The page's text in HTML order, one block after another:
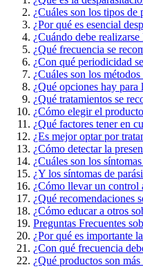
¿Cuáles son los tipos de
¿Por qué es esencial
¿Cuándo debe
¿Qué frecuencia se
¿Con qué periodicidad
¿Cuáles son los
¿Qué opciones hay para
¿Qué tratamientos se
¿Cómo elegir el
¿Qué factores tener en
¿Es mejor optar por
¿Cómo detectar la
¿Cuáles son los
¿Y los síntomas de
¿Cómo llevar un control
¿Qué recomendaciones
¿Cómo educar a otros
Preguntas Frecuentes
¿Por qué es importante
¿Con qué frecuencia
¿Qué productos son